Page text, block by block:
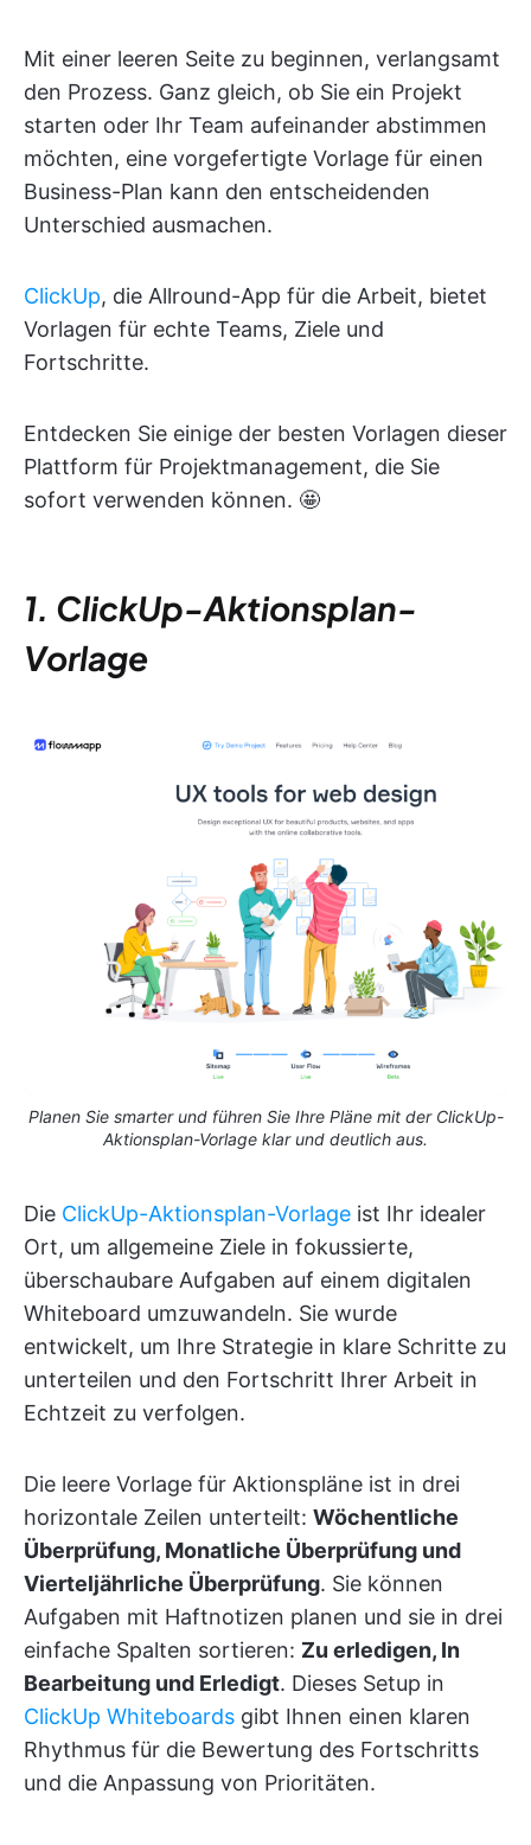
Mit einer leeren Seite zu beginnen, verlangsamt
den Prozess. Ganz gleich, ob Sie ein Projekt
starten oder Ihr Team aufeinander abstimmen
möchten, eine vorgefertigte Vorlage für einen
Business-Plan kann den entscheidenden
Unterschied ausmachen.
ClickUp, die Allround-App für die Arbeit, bietet
Vorlagen für echte Teams, Ziele und
Fortschritte.
Entdecken Sie einige der besten Vorlagen dieser
Plattform für Projektmanagement, die Sie
sofort verwenden können. 🤩
1. ClickUp-Aktionsplan-
Vorlage
Planen Sie smarter und führen Sie Ihre Pläne mit der ClickUp-
Aktionsplan-Vorlage klar und deutlich aus.
Die ClickUp-Aktionsplan-Vorlage ist Ihr idealer
Ort, um allgemeine Ziele in fokussierte,
überschaubare Aufgaben auf einem digitalen
Whiteboard umzuwandeln. Sie wurde
entwickelt, um Ihre Strategie in klare Schritte zu
unterteilen und den Fortschritt Ihrer Arbeit in
Echtzeit zu verfolgen.
Die leere Vorlage für Aktionspläne ist in drei
horizontale Zeilen unterteilt: Wöchentliche
Überprüfung, Monatliche Überprüfung und
Vierteljährliche Überprüfung. Sie können
Aufgaben mit Haftnotizen planen und sie in drei
einfache Spalten sortieren: Zu erledigen, In
Bearbeitung und Erledigt. Dieses Setup in
ClickUp Whiteboards gibt Ihnen einen klaren
Rhythmus für die Bewertung des Fortschritts
und die Anpassung von Prioritäten.